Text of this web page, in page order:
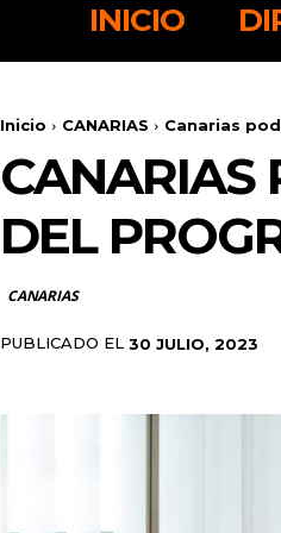
INICIO
Inicio CANARIAS Canarias
CANARIAS
DEL
CANARIAS
PUBLICADO EL 30 JULIO, 2023